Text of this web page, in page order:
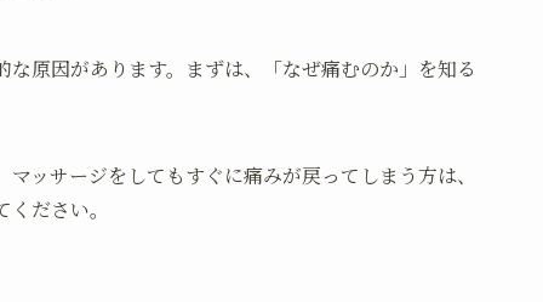
原因があります。まずは、「なぜ痛むのか」を知る
ッサージをしてもすぐに痛みが戻ってしまう方は、
ださい。